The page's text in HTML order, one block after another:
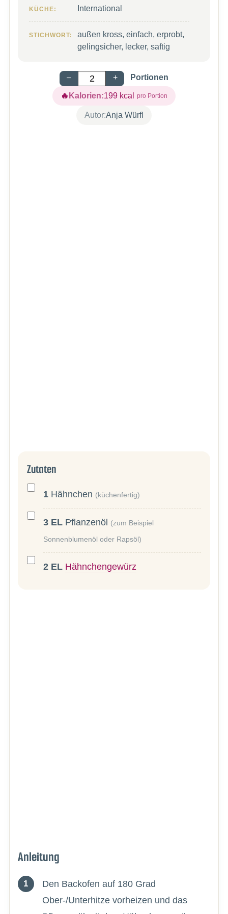
KÜCHE: International
STICHWORT:
außen kross, einfach, erprobt,
gelingsicher, lecker, saftig
– + Portionen
Kalorien:199 kcal
Autor:Anja Würfl
Zutaten
1 Hähnchen (küchenfertig)
3 EL Pflanzenöl
(zum Beispiel
Sonnenblumenöl oder Rapsöl)
2 EL Hähnchengewürz
Anleitung
Den Backofen auf 180 Grad
Ober-/Unterhitze vorheizen und das